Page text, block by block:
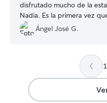
disfrutado mucho de la
Nadia. Es la primera vez que lo hemos
dejado con ella y
comprobamos el cariño,
todo lo que has hecho ho
agradecemos mucho y nos
ver, seguro. Nadia es una referencia muy
recomendable 🤗
Ángel José G.